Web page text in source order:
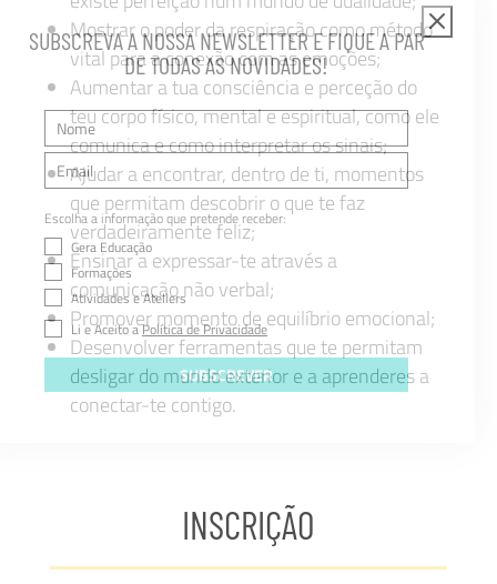
Mostrar o poder da respiração como método
vital para a conexão com as emoções;
Aumentar a tua consciência e perceção do
teu corpo físico, mental e espiritual, como ele
comunica e como interpretar os sinais;
Ajudar a encontrar, dentro de ti, momentos
que permitam descobrir o que te faz
verdadeiramente feliz;
Ensinar a expressar-te através a
comunicação não verbal;
Promover momento de equilíbrio emocional;
Desenvolver ferramentas que te permitam
desligar do mundo exterior e a aprenderes a
conectar-te contigo.
INSCRIÇÃO
SUBSCREVA A NOSSA NEWSLETTER E FIQUE A PAR
DE TODAS AS NOVIDADES!
Escolha a informação que pretende receber:
Gera Educação
Formações
Atividades e Ateliers
Li e Aceito aPolítica de Privacidade
SUBSCREVER